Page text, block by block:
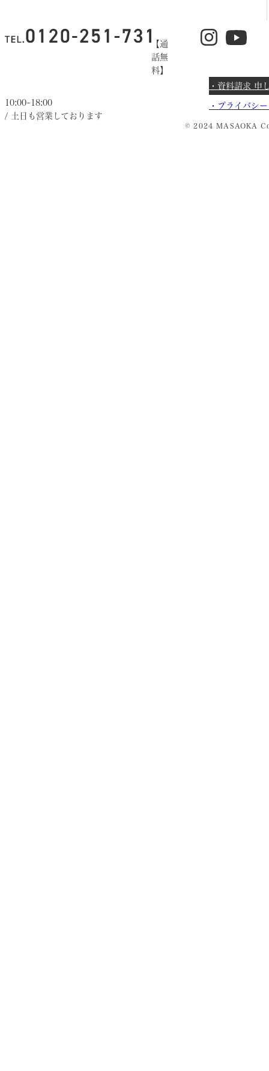
【通
話無
料】
10:00~18:00
/ 土日も営業しております
・資料請求 申
・ プライバシ
© 2024 MASAOKA